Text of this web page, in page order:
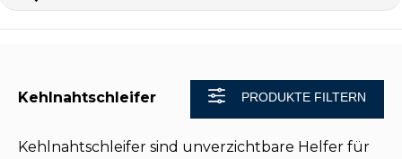
Kehlnahtschleifer PRODUKTE FILTERN
Kehlnahtschleifer sind unverzichtbare Helfer für